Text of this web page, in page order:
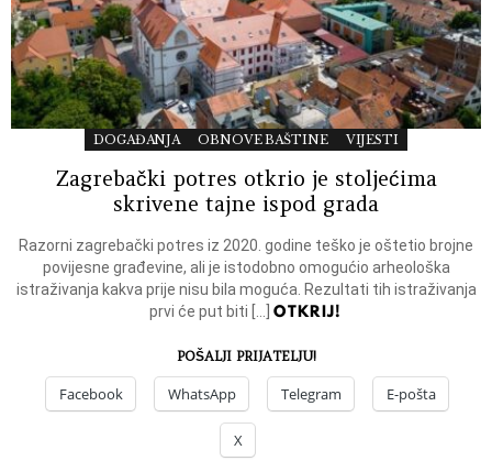
DOGAĐANJA OBNOVE BAŠTINE VIJESTI
Zagrebački potres otkrio je stoljećima
skrivene tajne ispod grada
Razorni zagrebački potres iz 2020. godine teško je oštetio brojne
povijesne građevine, ali je istodobno omogućio arheološka
istraživanja kakva prije nisu bila moguća. Rezultati tih istraživanja
prvi će put biti […]OTKRIJ!
POŠALJI PRIJATELJU!
Facebook WhatsApp Telegram E-pošta
X